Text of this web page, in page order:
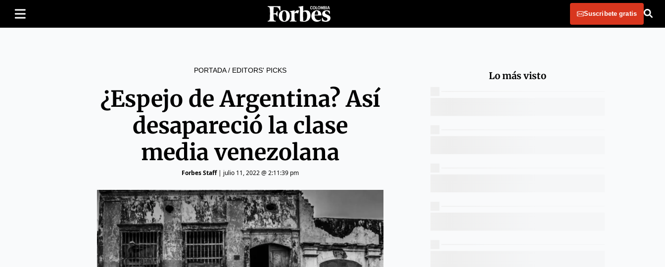
Suscribete gratis
PORTADA/ EDITORS' PICKS
¿Espejo de Argentina? Así
desapareció la clase
media venezolana
Forbes Staff| julio 11, 2022 @ 2:11:39 pm
Lo más visto